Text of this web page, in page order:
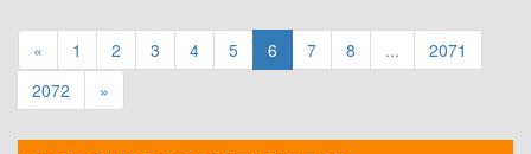
« 1 2 3 4 5 6 7 8 ...
2071
2072
»